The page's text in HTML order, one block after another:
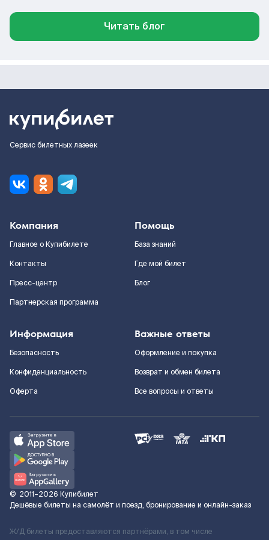
Читать блог
Сервис билетных лазеек
Компания
Главное о Купибилете
Контакты
Пресс-центр
Партнерская программа
Помощь
База знаний
Где мой билет
Блог
Информация
Безопасность
Конфиденциальность
Оферта
Важные ответы
Оформление и покупка
Возврат и обмен билета
Все вопросы и ответы
© 2011–2026 Купибилет
Дешёвые билеты на самолёт и поезд, бронирование и онлайн-заказ
Ж/Д билеты предоставляются партнёрами, в том числе